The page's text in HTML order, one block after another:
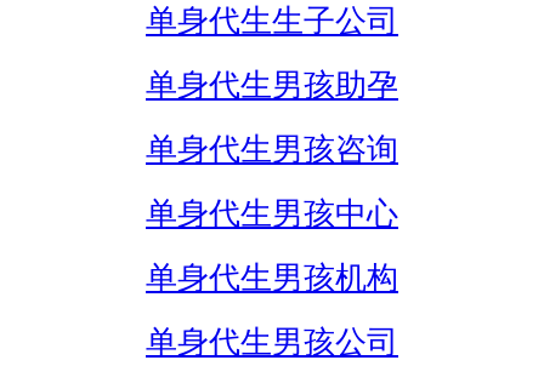
单身代生生子公司
单身代生男孩助孕
单身代生男孩咨询
单身代生男孩中心
单身代生男孩机构
单身代生男孩公司